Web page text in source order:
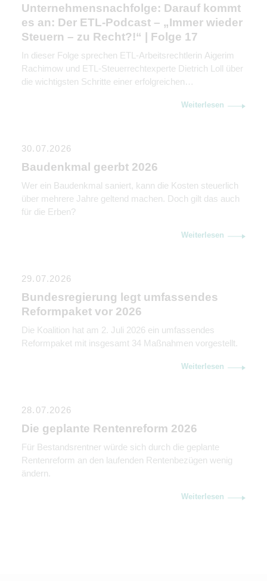
Unternehmensnachfolge: Darauf kommt
es an: Der ETL-Podcast – „Immer wieder
Steuern – zu Recht?!“ | Folge 17
In dieser Folge sprechen ETL-Arbeitsrechtlerin Aigerim
Rachimow und ETL-Steuerrechtexperte Dietrich Loll über
die wichtigsten Schritte einer erfolgreichen
Kommunikation genauso wichtig ist wie rechtliche und
Weiterlesen
30.07.2026
Baudenkmal geerbt 2026
Wer ein Baudenkmal saniert, kann die Kosten steuerlich
über mehrere Jahre geltend machen. Doch gilt das auch
für die Erben?
Weiterlesen
29.07.2026
Bundesregierung legt umfassendes
Reformpaket vor 2026
Die Koalition hat am 2. Juli 2026 ein umfassendes
Reformpaket mit insgesamt 34 Maßnahmen vorgestellt.
Weiterlesen
28.07.2026
Die geplante Rentenreform 2026
Für Bestandsrentner würde sich durch die geplante
Rentenreform an den laufenden Rentenbezügen wenig
ändern.
Weiterlesen